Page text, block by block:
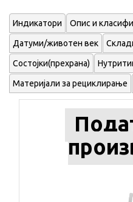
Индикатори Опис и
Датуми/животен век
Состојки(прехрана)
Материјали за рециклирање